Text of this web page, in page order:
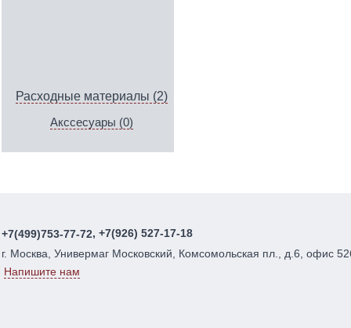
Расходные материалы (2)
Акссесуары (0)
+7(499)753-77-72, +7(926) 527-17-18
г. Москва, Универмаг Московский, Комсомольская пл., д.6, офис
Напишите нам